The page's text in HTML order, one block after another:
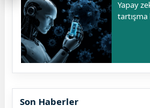
Yapay
tartışma
Son Haberler